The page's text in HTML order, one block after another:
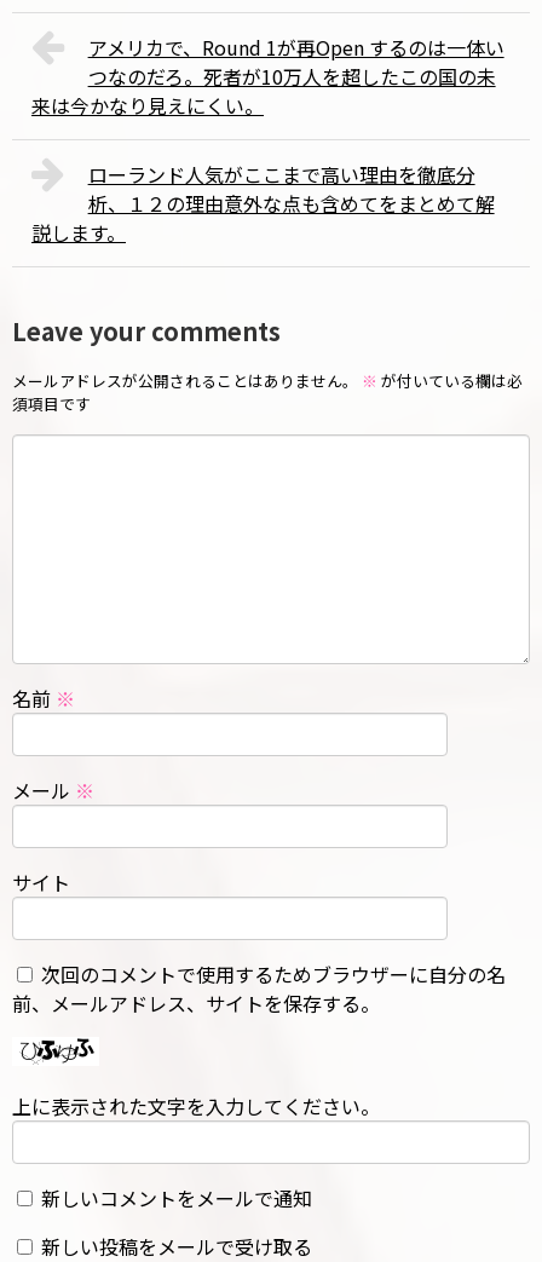
アメリカで、Round 1が再Open するのは一体い
つなのだろ。死者が10万人を超したこの国の未
来は今かなり見えにくい。
ローランド人気がここまで高い理由を徹底分
析、１２の理由意外な点も含めてをまとめて解
説します。
Leave your comments
メールアドレスが公開されることはありません。 ※ が付いている欄は必
須項目です
名前 ※
メール ※
サイト
次回のコメントで使用するためブラウザーに自分の名
前、メールアドレス、サイトを保存する。
上に表示された文字を入力してください。
新しいコメントをメールで通知
新しい投稿をメールで受け取る